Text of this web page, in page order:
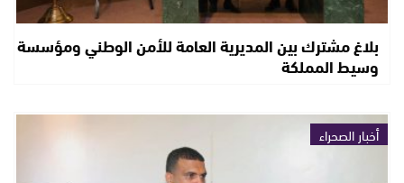
بلاغ مشترك بين المديرية العامة للأمن الوطني ومؤسسة
وسيط المملكة
أخبار الصحراء